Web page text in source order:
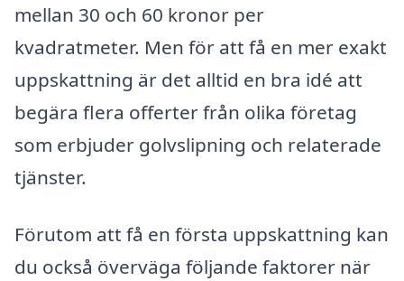
mellan 30 och 60 kronor per
kvadratmeter. Men för att få en mer exakt
uppskattning är det alltid en bra idé att
begära flera offerter från olika företag
som erbjuder golvslipning och relaterade
tjänster.
Förutom att få en första uppskattning kan
du också överväga följande faktorer när